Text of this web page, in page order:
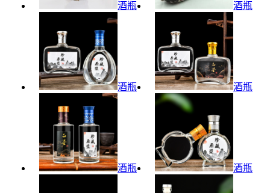
酒瓶 酒瓶
酒瓶 酒瓶
酒瓶 酒瓶